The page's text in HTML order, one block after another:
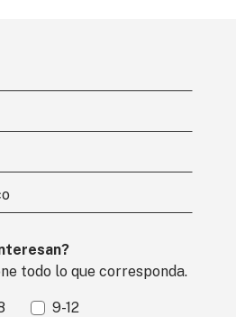
todo lo que corresponda.
9-12